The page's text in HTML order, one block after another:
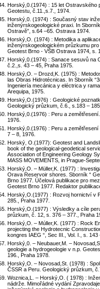
Horský,0.(1974) : 15 let Ostravského
Geotestu, č.11.,s.7., 1974.
Horský,0. (1974) : Současný stav
inženýrskogeologické praxi. In
Ostravě”, s.64 –65. Ostrava 1974.
Horský,O. (1974) : Metodika a
inženýrskogeologickém průzkumu
Geotest Brno - VŠB Ostrava 1974, s.
Horský,0.(1974) : Sanace sesuvů na
č.2.,s. 43 – 45, Praha 1975.
Horský,O. – Drozd,K. (1975) :
las Obras Hidrotécnicas. In Sborník
Ingeniería mecánica y eléctrica y
Arequipa, 1975.
Horský,O.(1976) : Geologické
Geologický průzkum, č.6., s.183 –
Horský,0.(1976) : Peru a
1976.
Horský,0.(1976) : Peru a
7 – 8, 1976.
Horský, O.(1977): Geotest and
book of the geological-geodetical
Association of Engineering Geology
MASS MOVEMENTS, in Prague-
Horský,O. – Müller,K. (1977) :
Orava Reservoir shores. Sborník “
Brno 1977. Účelová publikace pro
Geotest Brno 1977. Redaktor
Horský,O.(1977) : Rozvoj hornictví v
285., Praha 1977.
Horský,O.(1977) : Výsledky a cíle
průzkum, č. 12, s. 376 – 377., Praha
Horský,O. – Múller,K. (1977) : Rock
projecting the Hydrotecnic
kongres IAEG “, Sec III., Vol. I., s. 143
Horský,0. – Neubauer,M. –
geologie a hydrogeologie v n.p.
196., Praha 1978.
Horský,O. – Novosad,St. (1978) :
ČSSR a Peru. Geologický průzkum,
Woznica,L. – Horský,O. ( 1978) :
nádrže. Mimořádné vydání